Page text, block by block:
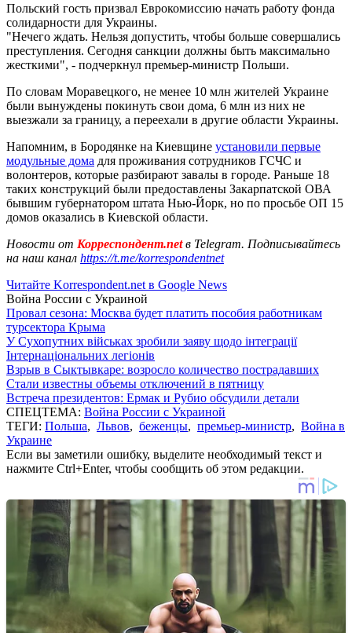
Польский гость призвал Еврокомиссию начать работу фонда
солидарности для Украины.
"Нечего ждать. Нельзя допустить, чтобы больше совершались
преступления. Сегодня санкции должны быть максимально
жесткими", - подчеркнул премьер-министр Польши.
По словам Моравецкого, не менее 10 млн жителей Украине
были вынуждены покинуть свои дома, 6 млн из них не
выезжали за границу, а переехали в другие области Украины.
Напомним, в Бородянке на Киевщине установили первые
модульные дома для проживания сотрудников ГСЧС и
волонтеров, которые разбирают завалы в городе. Раньше 18
таких конструкций были предоставлены Закарпатской ОВА
бывшим губернатором штата Нью-Йорк, но по просьбе ОП 15
домов оказались в Киевской области.
Новости от Корреспондент.netв Telegram. Подписывайтесь
на наш канал https://t.me/korrespondentnet
Читайте Korrespondent.net в Google News
Война России с Украиной
Провал сезона: Москва будет платить пособия работникам
турсектора Крыма
У Сухопутних військах зробили заяву щодо інтеграції
Інтернаціональних легіонів
Взрыв в Сыктывкаре: возросло количество пострадавших
Стали известны объемы отключений в пятницу
Встреча президентов: Ермак и Рубио обсудили детали
СПЕЦТЕМА: Война России с Украиной
ТЕГИ: Польша, Львов, беженцы, премьер-министр, Война в
Украине
Если вы заметили ошибку, выделите необходимый текст и
нажмите Ctrl+Enter, чтобы сообщить об этом редакции.